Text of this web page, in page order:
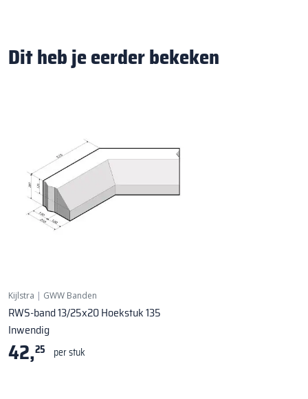
Dit heb je eerder bekeken
Kijlstra | GWW Banden
RWS-band 13/25x20 Hoekstuk 135
Inwendig
42,25 per stuk